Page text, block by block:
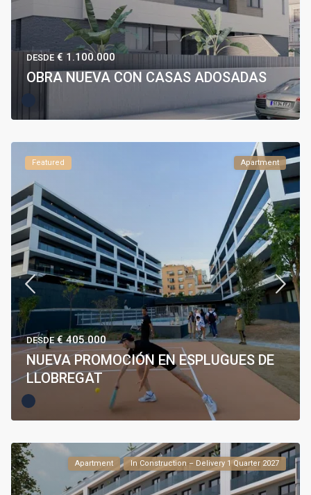
DESDE € 1.100.000
OBRA NUEVA CON CASAS ADOSADAS
Featured Apartment
DESDE€ 405.000
NUEVA PROMOCIÓN EN ESPLUGUES DE
LLOBREGAT
Apartment In Construction – Delivery 1 Quarter 2027